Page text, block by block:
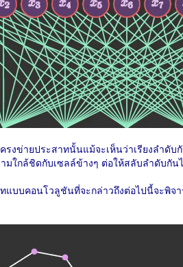
รงข่ายประสาทนั้นแม้จะเห็นว่าเรียงลำดั
มใกล้ชิดกับเซลล์ข้างๆ ต่อให้สลับลำดับกัน
แบบคอนโวลูชันที่จะกล่าวถึงต่อไปนี้จะพิจ